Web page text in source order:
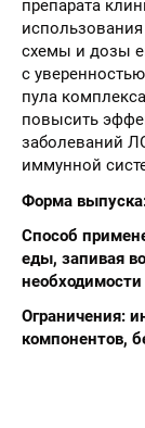
препарата
использования
схемы и дозы
с
пула
повысить
заболеваний
иммунной
Форма
Способ
еды, запивая
Ограничения:
компонентов,